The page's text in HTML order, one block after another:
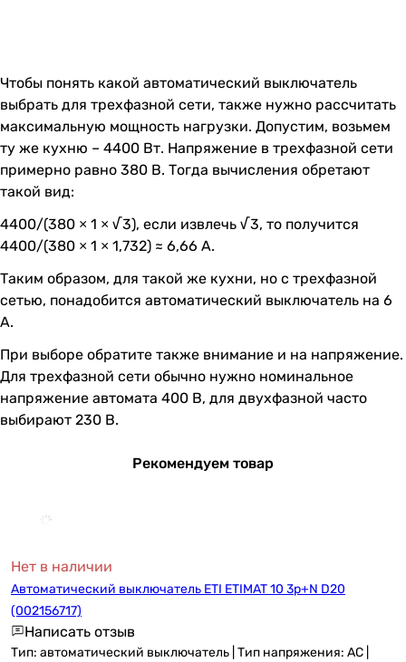
Чтобы понять какой автоматический выключатель
выбрать для трехфазной сети, также нужно рассчитать
максимальную мощность нагрузки. Допустим, возьмем
ту же кухню – 4400 Вт. Напряжение в трехфазной сети
примерно равно 380 В. Тогда вычисления обретают
такой вид:
4400/(380 × 1 × √3), если извлечь √3, то получится
4400/(380 × 1 × 1,732) ≈ 6,66 А.
Таким образом, для такой же кухни, но с трехфазной
сетью, понадобится автоматический выключатель на 6
А.
При выборе обратите также внимание и на напряжение.
Для трехфазной сети обычно нужно номинальное
напряжение автомата 400 В, для двухфазной часто
выбирают 230 В.
Рекомендуем товар
Нет в наличии
Автоматический выключатель ETI ETIMAT 10 3p+N D20
(002156717)
Написать отзыв
Тип: автоматический выключатель | Тип напряжения: AC |